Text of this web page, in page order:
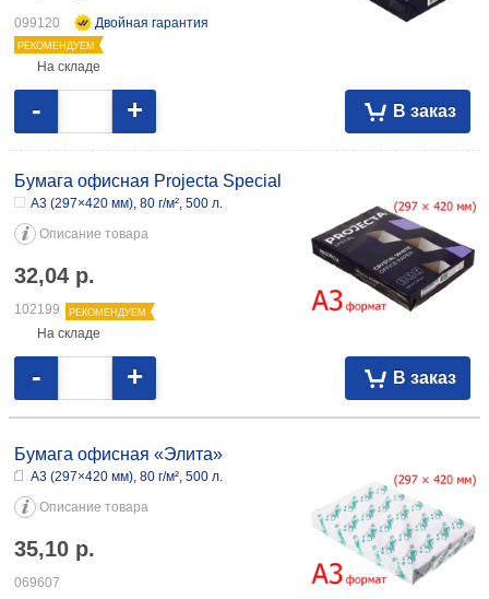
099120 Двойная гарантия
РЕКОМЕНДУЕМ
На складе
В заказ
- +
Бумага офисная Projecta Special
А3 (297×420 мм), 80 г/м², 500 л.
Описание товара
32,04 р.
102199 РЕКОМЕНДУЕМ
На складе
В заказ
- +
Бумага офисная «Элита»
А3 (297×420 мм), 80 г/м², 500 л.
Описание товара
35,10 р.
069607